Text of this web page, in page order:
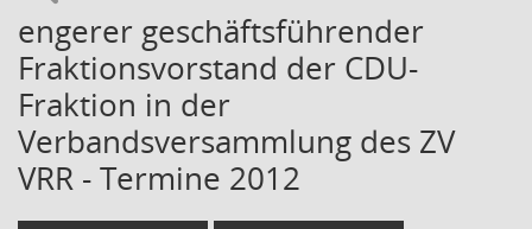
engerer geschäftsführender
Fraktionsvorstand der CDU-
Fraktion in der
Verbandsversammlung des ZV
VRR - Termine 2012